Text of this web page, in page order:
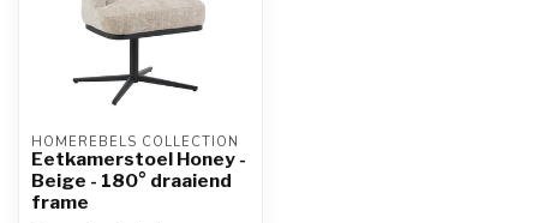
HOMEREBELS COLLECTION
Eetkamerstoel Honey -
Beige - 180° draaiend
frame